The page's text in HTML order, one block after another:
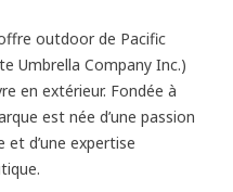
outdoor de Pacific
Umbrella Company Inc.)
en extérieur. Fondée à
est née d’une passion
et d’une expertise